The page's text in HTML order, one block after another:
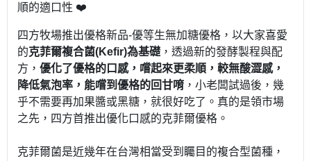
順的適口性 ❤️
四方牧場推出優格新品-優等生無加糖優格，以大家喜愛
的克菲爾複合菌(Kefir)為基礎 ，透過新的發酵製程與配
方， 優化了優格的口感，嚐起來更柔順，較無酸澀感，
降低氣泡率，能嚐到優格的回甘唷 ，小老闆試過後，幾
乎不需要再加果醬或黑糖，就很好吃了。真的是領市場
之先，四方首推出優化口感的克菲爾優格。
克菲爾菌是近幾年在台灣相當受到矚目的複合型菌種，